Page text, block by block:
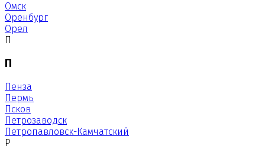
Омск
Оренбург
Орел
П
П
Пенза
Пермь
Псков
Петрозаводск
Петропавловск-Камчатский
Р